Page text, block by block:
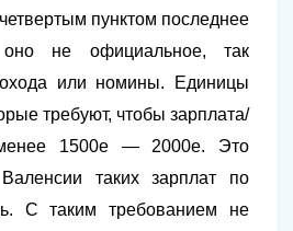
пунктом последнее
оно не официальное, так
или номины. Единицы
требуют, чтобы зарплата/
1500е — 2000е. Это
таких зарплат по
С таким требованием не